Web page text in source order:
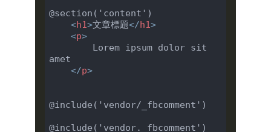
@section('content')
<h1>文章標題</h1>
<p>
amet
</p>
@include('vendor/_fbcomment')
@include('vendor._fbcomment')